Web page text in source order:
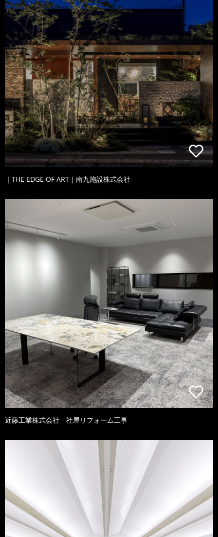
｜THE EDGE OF ART｜南九施設株式会社
近藤工業株式会社 社屋リフォーム工事